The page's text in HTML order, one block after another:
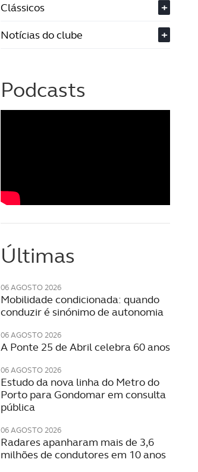
Clássicos
+
Notícias do clube
+
Podcasts
Últimas
06 AGOSTO 2026
Mobilidade condicionada: quando
conduzir é sinónimo de autonomia
06 AGOSTO 2026
A Ponte 25 de Abril celebra 60 anos
06 AGOSTO 2026
Estudo da nova linha do Metro do
Porto para Gondomar em consulta
pública
06 AGOSTO 2026
Radares apanharam mais de 3,6
milhões de condutores em 10 anos